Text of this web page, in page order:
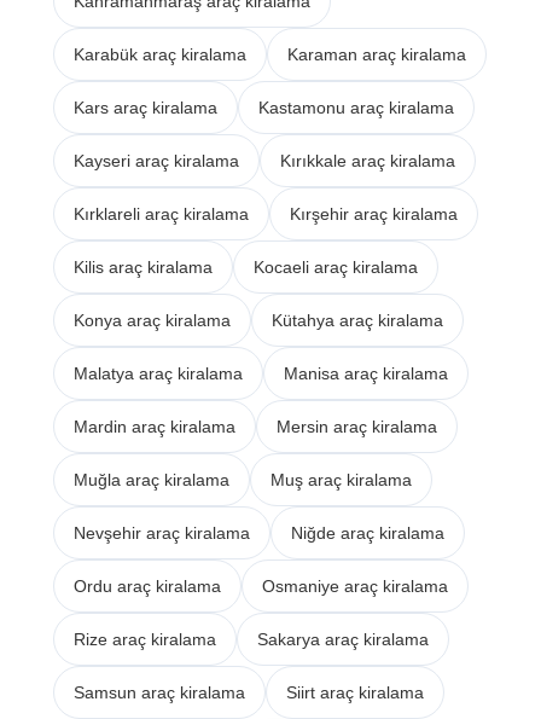
Karabük araç kiralama Karaman araç kiralama
Kars araç kiralama Kastamonu araç kiralama
Kayseri araç kiralama Kırıkkale araç kiralama
Kırklareli araç kiralama Kırşehir araç kiralama
Kilis araç kiralama Kocaeli araç kiralama
Konya araç kiralama Kütahya araç kiralama
Malatya araç kiralama Manisa araç kiralama
Mardin araç kiralama Mersin araç kiralama
Muğla araç kiralama Muş araç kiralama
Nevşehir araç kiralama Niğde araç kiralama
Ordu araç kiralama Osmaniye araç kiralama
Rize araç kiralama Sakarya araç kiralama
Samsun araç kiralama Siirt araç kiralama